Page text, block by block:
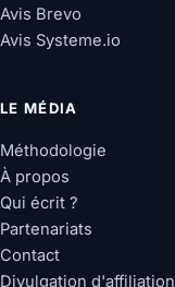
Avis Brevo
Avis Systeme.io
LE MÉDIA
Méthodologie
À propos
Qui écrit ?
Partenariats
Contact
Divulgation d'affiliation